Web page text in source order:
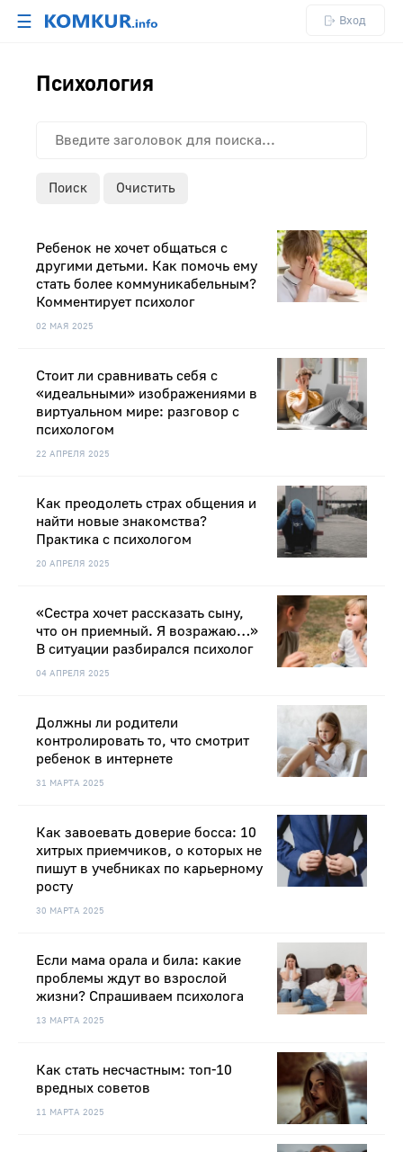
☰ Вход
Психология
Поиск Очистить
02 МАЯ 2025
Ребенок не хочет общаться с
другими детьми. Как помочь ему
стать более коммуникабельным?
Комментирует психолог
22 АПРЕЛЯ 2025
Стоит ли сравнивать себя с
«идеальными» изображениями в
виртуальном мире: разговор с
психологом
20 АПРЕЛЯ 2025
Как преодолеть страх общения и
найти новые знакомства?
Практика с психологом
04 АПРЕЛЯ 2025
«Сестра хочет рассказать сыну,
что он приемный. Я возражаю…»
В ситуации разбирался психолог
31 МАРТА 2025
Должны ли родители
контролировать то, что смотрит
ребенок в интернете
30 МАРТА 2025
Как завоевать доверие босса: 10
хитрых приемчиков, о которых не
пишут в учебниках по карьерному
росту
13 МАРТА 2025
Если мама орала и била: какие
проблемы ждут во взрослой
жизни? Спрашиваем психолога
11 МАРТА 2025
Как стать несчастным: топ-10
вредных советов